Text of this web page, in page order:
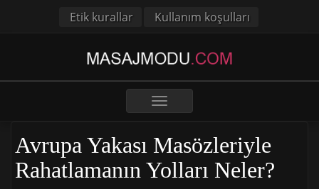
Etik kurallar Kullanım koşulları
Toggle
navigation
Avrupa Yakası Masözleriyle
Rahatlamanın Yolları Neler?